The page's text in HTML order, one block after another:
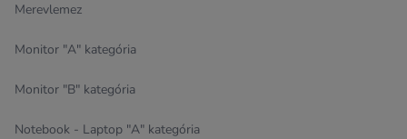
Merevlemez
Monitor "A" kategória
Monitor "B" kategória
Notebook - Laptop "A" kategória